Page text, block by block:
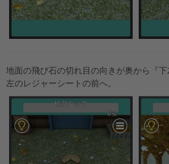
地面の飛び石の切れ目の向きが奥から『下
左のレジャーシートの前へ。